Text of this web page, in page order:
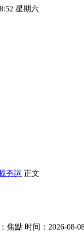
星期六
夯詞 正文
焦點 时间：2026-08-